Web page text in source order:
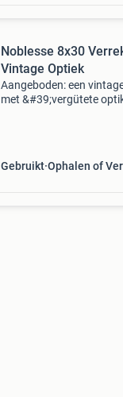
Noblesse 8x30
Vintage Optiek
Aangeboden: een
met &#39;vergütete
Gebruikt Ophalen of